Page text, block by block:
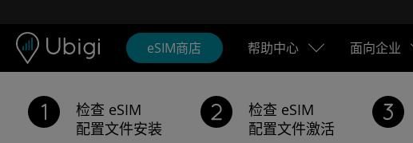
eSIM商店 帮助中心 面向企业
检查 eSIM
配置文件安装
检查 eSIM
配置文件激活